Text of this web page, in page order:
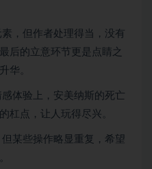
，但作者处理得当，没有
后的立意环节更是点睛之
华。
体验上，安美纳斯的死亡
杠点，让人玩得尽兴。
某些操作略显重复，希望